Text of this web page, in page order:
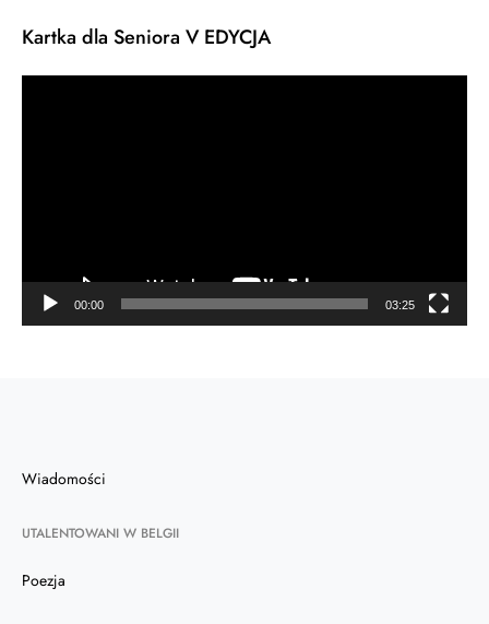
Kartka dla Seniora V EDYCJA
00:00 03:25
Wiadomości
UTALENTOWANI W BELGII
Poezja